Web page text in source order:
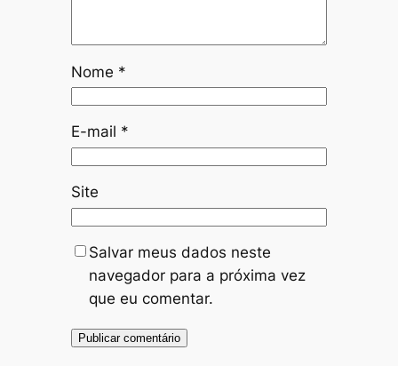
Nome *
E-mail *
Site
Salvar meus dados neste
navegador para a próxima vez
que eu comentar.